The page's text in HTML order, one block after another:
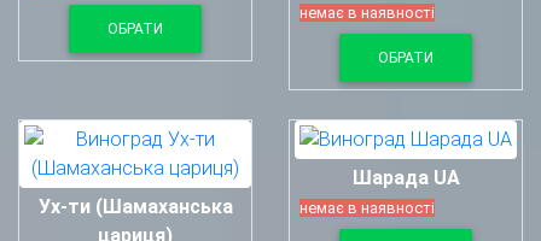
ОБРАТИ
немає в наявності
ОБРАТИ
Ух-ти (Шамаханська
цариця)
Шарада UA
немає в наявності